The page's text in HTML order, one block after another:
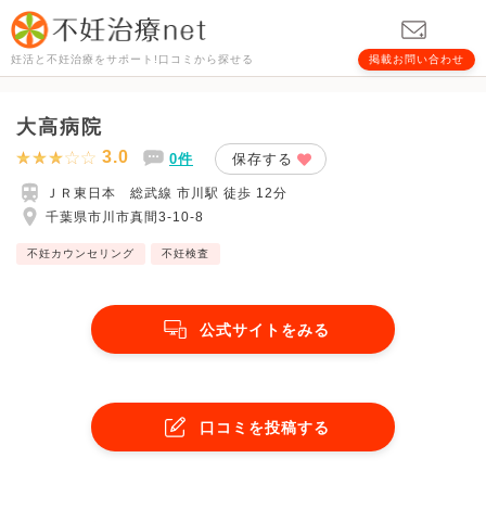
妊活と不妊治療をサポート!口コミから探せる 掲載お問い合わせ
大高病院
3.0 0件 保存する
ＪＲ東日本 総武線 市川駅 徒歩 12分
千葉県市川市真間3-10-8
不妊カウンセリング 不妊検査
公式サイトをみる
口コミを投稿する